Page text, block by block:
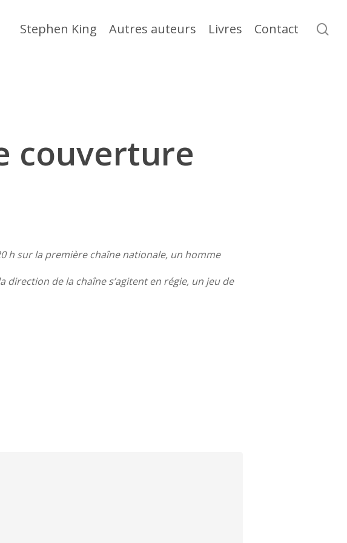
Stephen King Autres auteurs Livres Contact
couverture
h sur la première chaîne nationale, un homme
de la chaîne s’agitent en régie, un jeu de